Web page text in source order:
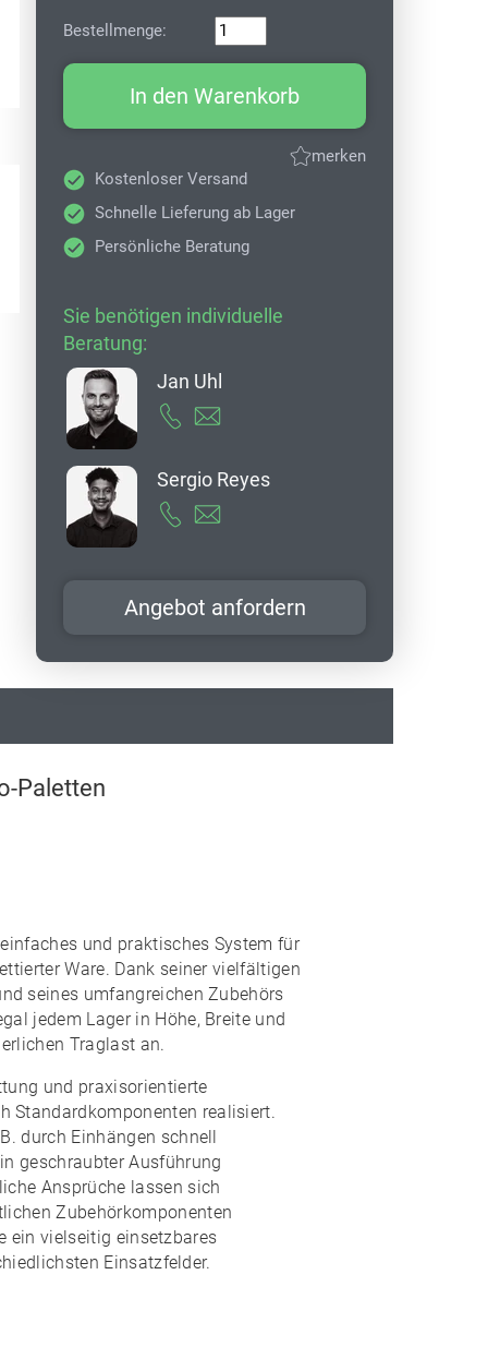
Bestellmenge:
In den Warenkorb
merken
Kostenloser Versand
Schnelle Lieferung ab Lager
Persönliche Beratung
Sie benötigen individuelle
Beratung:
Jan Uhl
Sergio Reyes
Angebot anfordern
Paletten
und praktisches System für
Ware. Dank seiner vielfältigen
seines umfangreichen Zubehörs
jedem Lager in Höhe, Breite und
Traglast an.
und praxisorientierte
Standardkomponenten realisiert.
durch Einhängen schnell
geschraubter Ausführung
Ansprüche lassen sich
Zubehörkomponenten
einvielseitig einsetzbares
Einsatzfelder.